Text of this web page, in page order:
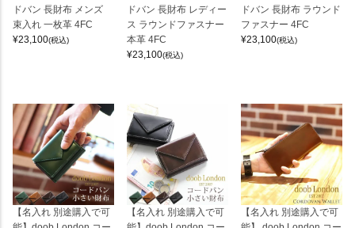
ドバン 長財布 メンズ
束入れ 一枚革 4FC
¥23,100(税込)
ドバン 長財布 レディー
ス ラウンドファスナー
本革 4FC
¥23,100(税込)
ドバン 長財布 ラウンド
ファスナー 4FC
¥23,100(税込)
【名入れ 別途購入で可
【名入れ 別途購入で可
【名入れ 別途購入で可